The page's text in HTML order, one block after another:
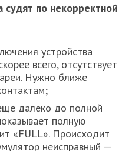
судят по некорректной
устройства
всего, отсутствует
Нужно ближе
далеко до полной
полную
«FULL». Происходит
неисправный —